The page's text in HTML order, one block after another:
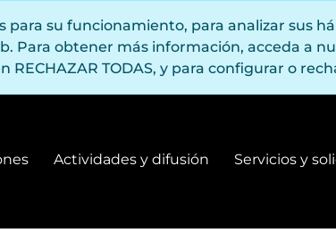
su funcionamiento, para analizar sus
Para obtener más información, acceda a
RECHAZAR TODAS, y para configurar o
y colecciones
Actividades y difusión
Actividades y difusión
Servicios y